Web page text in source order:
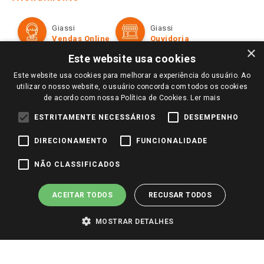
Televendas
Perguntas frequentes
Trabalhe Conosco
Identidade Visual
Formas de Pagamento
Políticas de entrega
Trocas e Devoluções
Giassi
Vendas Online
Giassi
Ouvidoria
Redes Sociais
Pagamento e Segurança
×
Este website usa cookies
Este website usa cookies para melhorar a experiência do usuário. Ao
utilizar o nosso website, o usuário concorda com todos os cookies
de acordo com nossa Política de Cookies. Ler mais
ESTRITAMENTE NECESSÁRIOS DESEMPENHO
DIRECIONAMENTO FUNCIONALIDADE
NÃO CLASSIFICADOS
ACEITAR TODOS RECUSAR TODOS
MOSTRAR DETALHES